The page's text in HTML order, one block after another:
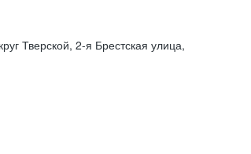
Тверской, 2-я Брестская улица,